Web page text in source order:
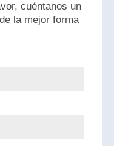
cuéntanos un
la mejor forma